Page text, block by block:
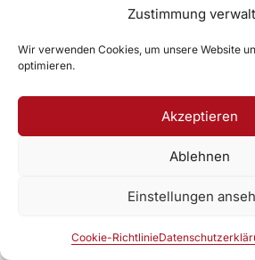
Zustimmung
Wir verwenden Cookies, um unsere Website
optimieren.
Akzeptieren
Ablehnen
Einstellungen
Cookie-Richtlinie
Unser
Zur DAV Webseite